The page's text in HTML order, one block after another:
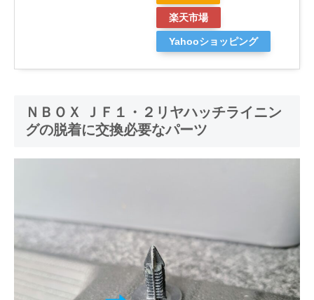
楽天市場
Yahooショッピング
ＮＢＯＸ ＪＦ１・２リヤハッチライニン
グの脱着に交換必要なパーツ